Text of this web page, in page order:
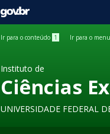
GOVBR
Ir para o conteúdo 1 Ir para o menu
Instituto de
Ciências
UNIVERSIDADE FEDERAL